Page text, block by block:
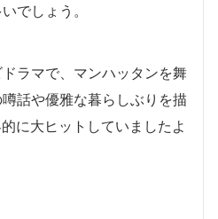
でしょう。
ラマで、マンハッタンを舞
話や優雅な暮らしぶりを描
に大ヒットしていましたよ